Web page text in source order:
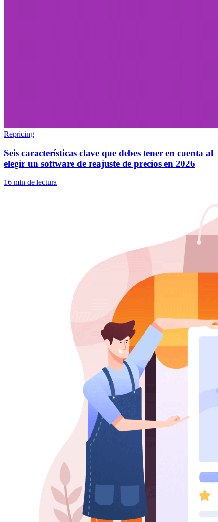
Repricing
Seis características clave que debes tener en cuenta al
elegir un software de reajuste de precios en 2026
16 min de lectura